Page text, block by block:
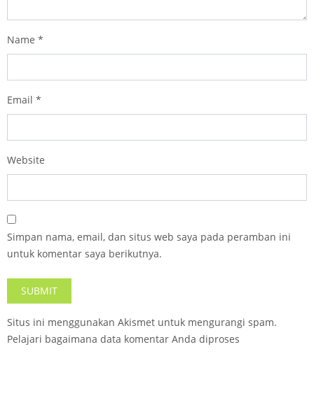
Name *
Email *
Website
Simpan nama, email, dan situs web saya pada peramban ini
untuk komentar saya berikutnya.
Situs ini menggunakan Akismet untuk mengurangi spam.
Pelajari bagaimana data komentar Anda diproses